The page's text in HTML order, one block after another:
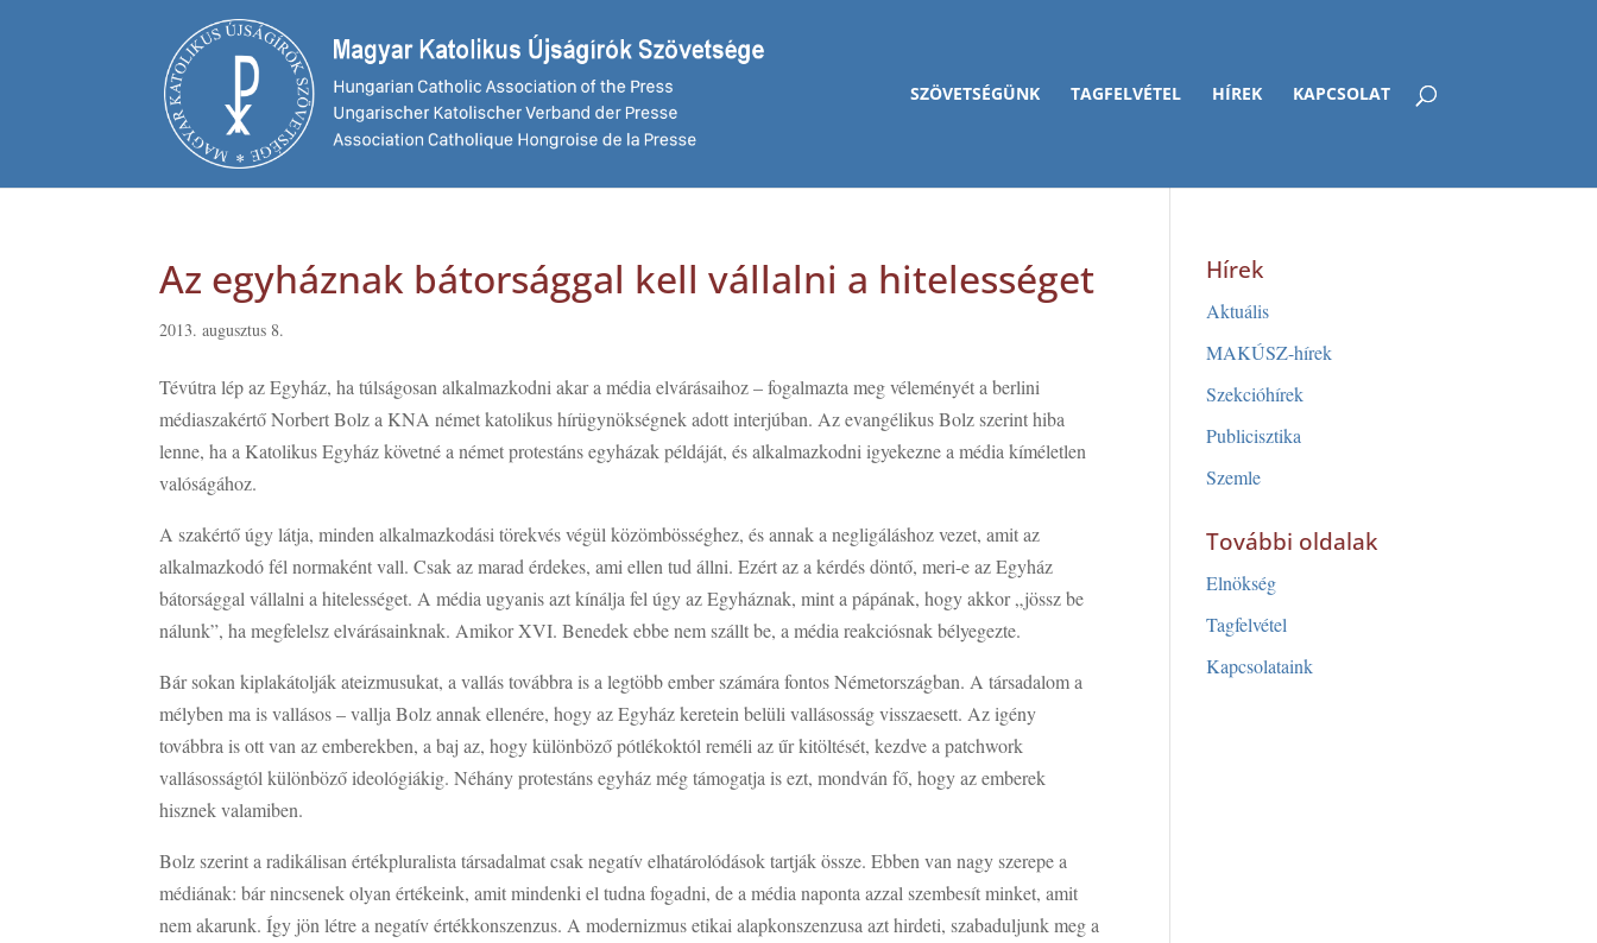
SZÖVETSÉGÜNK TAGFELVÉTEL HÍREK KAPCSOLAT
Az egyháznak bátorsággal kell vállalni a hitelességet
2013. augusztus 8.
Tévútra lép az Egyház, ha túlságosan alkalmazkodni akar a média elvárásaihoz – fogalmazta meg véleményét a berlini
médiaszakértő Norbert Bolz a KNA német katolikus hírügynökségnek adott interjúban. Az evangélikus Bolz szerint hiba
lenne, ha a Katolikus Egyház követné a német protestáns egyházak példáját, és alkalmazkodni igyekezne a média kíméletlen
valóságához.
A szakértő úgy látja, minden alkalmazkodási törekvés végül közömbösséghez, és annak a negligáláshoz vezet, amit az
alkalmazkodó fél normaként vall. Csak az marad érdekes, ami ellen tud állni. Ezért az a kérdés döntő, meri-e az Egyház
bátorsággal vállalni a hitelességet. A média ugyanis azt kínálja fel úgy az Egyháznak, mint a pápának, hogy akkor „jössz be
nálunk”, ha megfelelsz elvárásainknak. Amikor XVI. Benedek ebbe nem szállt be, a média reakciósnak bélyegezte.
Bár sokan kiplakátolják ateizmusukat, a vallás továbbra is a legtöbb ember számára fontos Németországban. A társadalom a
mélyben ma is vallásos – vallja Bolz annak ellenére, hogy az Egyház keretein belüli vallásosság visszaesett. Az igény
továbbra is ott van az emberekben, a baj az, hogy különböző pótlékoktól reméli az űr kitöltését, kezdve a patchwork
vallásosságtól különböző ideológiákig. Néhány protestáns egyház még támogatja is ezt, mondván fő, hogy az emberek
hisznek valamiben.
Bolz szerint a radikálisan értékpluralista társadalmat csak negatív elhatárolódások tartják össze. Ebben van nagy szerepe a
médiának: bár nincsenek olyan értékeink, amit mindenki el tudna fogadni, de a média naponta azzal szembesít minket, amit
nem akarunk. Így jön létre a negatív értékkonszenzus. A modernizmus etikai alapkonszenzusa azt hirdeti, szabaduljunk meg a
Hírek
Aktuális
MAKÚSZ-hírek
Szekcióhírek
Publicisztika
Szemle
További oldalak
Elnökség
Tagfelvétel
Kapcsolataink